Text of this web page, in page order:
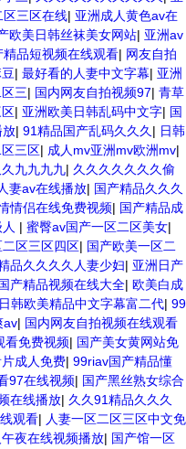
三区在线| 亚洲成人黄色av在
欧美日韩丝袜美女网站| 亚洲av
精品短视频在线观看| 网友自拍
| 最好看的人妻中文字幕| 亚洲
三| 国内网友自拍视频97| 青草
| 亚洲欧美日韩乱码中文字| 国
放| 91精品国产乱码久久久 | 日韩
三区| 成人mv亚洲mv欧洲mv|
九九九九| 久久久久久久久偷
妻av在线播放| 国产精品久久久
情侣在线免费视频| 国产精品成
| 蜜臀av国产一区二区美女|
区三区四区| 国产欧美一区二
品久久久久人妻少妇| 亚洲日产
产精品视频在线大全| 欧美白成
日韩欧美精品中文字幕富二代| 99
av| 国内网友自拍视频在线观看
看免费视频| 国产美女黄网站免
成人免费| 99riav国产精品懂
97在线视频| 国产黑丝熟女综合
在线播放| 久久91精品久久久
观看| 人妻一区二区三区中文免
夜在线视频播放| 国产馆一区